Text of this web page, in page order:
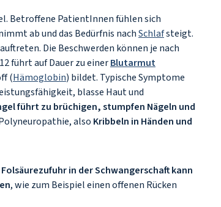
Betroffene PatientInnen fühlen sich
ab und das Bedürfnis nachSchlafsteigt.
Die Beschwerden können je nach
führt auf Dauer zu einerBlutarmut
(Hämoglobin) bildet. Typische Symptome
blasse Haut und
führt zu brüchigen, stumpfen Nägeln und
also Kribbeln in Händen und
in der Schwangerschaft kann
, wie zum Beispiel einen offenen Rücken